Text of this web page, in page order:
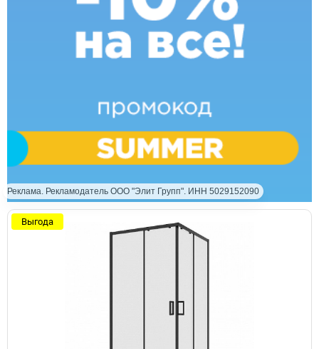
Реклама. Рекламодатель ООО "Элит Групп". ИНН 5029152090
Выгода